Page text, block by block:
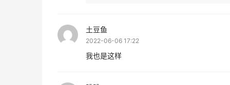
土豆鱼
2022-06-06 17:22
我也是这样